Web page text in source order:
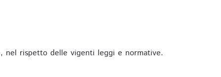
nel rispetto delle vigenti leggi e normative.